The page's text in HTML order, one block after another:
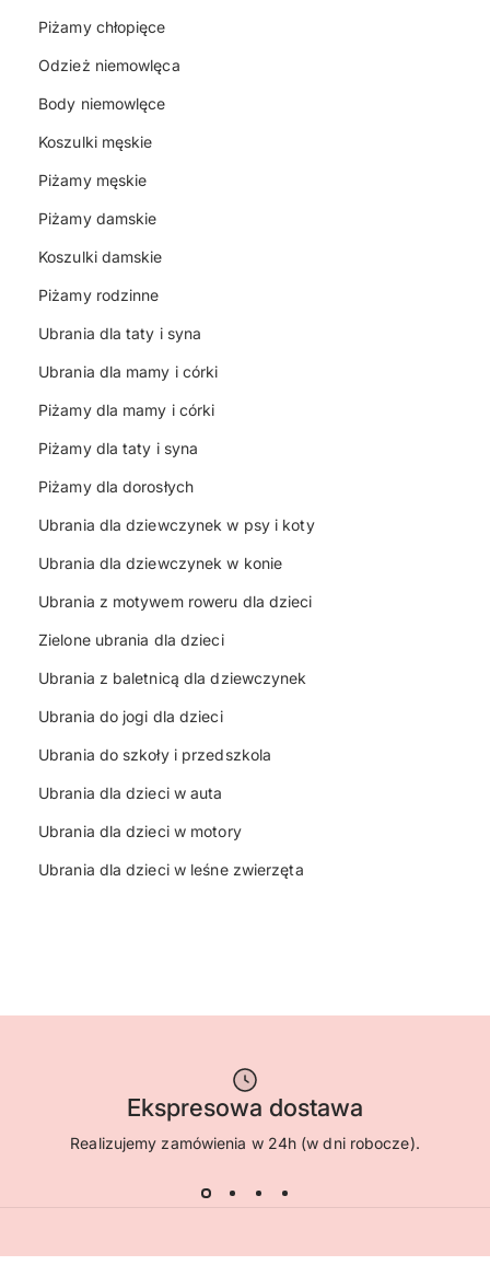
Piżamy chłopięce
Odzież niemowlęca
Body niemowlęce
Koszulki męskie
Piżamy męskie
Piżamy damskie
Koszulki damskie
Piżamy rodzinne
Ubrania dla taty i syna
Ubrania dla mamy i córki
Piżamy dla mamy i córki
Piżamy dla taty i syna
Piżamy dla dorosłych
Ubrania dla dziewczynek w psy i koty
Ubrania dla dziewczynek w konie
Ubrania z motywem roweru dla dzieci
Zielone ubrania dla dzieci
Ubrania z baletnicą dla dziewczynek
Ubrania do jogi dla dzieci
Ubrania do szkoły i przedszkola
Ubrania dla dzieci w auta
Ubrania dla dzieci w motory
Ubrania dla dzieci w leśne zwierzęta
Ekspresowa dostawa
Realizujemy zamówienia w 24h (w dni robocze).